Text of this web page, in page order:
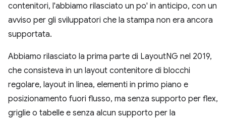
contenitori, l'abbiamo rilasciato un po' in anticipo, con un
avviso per gli sviluppatori che la stampa non era ancora
supportata.
Abbiamo rilasciato la prima parte di LayoutNG nel 2019,
che consisteva in un layout contenitore di blocchi
regolare, layout in linea, elementi in primo piano e
posizionamento fuori flusso, ma senza supporto per flex,
griglie o tabelle e senza alcun supporto per la